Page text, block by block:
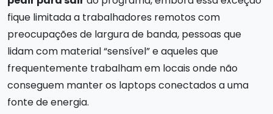
fique limitada a trabalhadores remotos com
preocupações de largura de banda, pessoas que
lidam com material “sensível” e aqueles que
frequentemente trabalham em locais onde não
conseguem manter os laptops conectados a uma
fonte de energia.